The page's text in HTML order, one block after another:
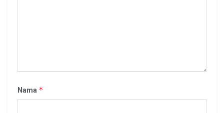
Nama *